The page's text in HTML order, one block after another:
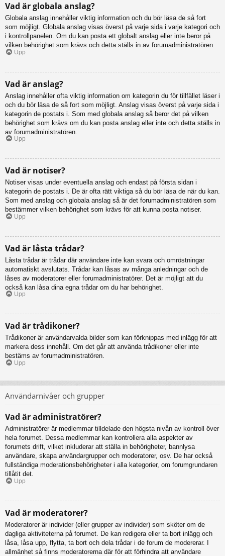
Vad är globala anslag?
Globala anslag innehåller viktig information och du bör läsa de så fort
som möjligt. Globala anslag visas överst på varje sida i varje kategori och
i kontrollpanelen. Om du kan posta ett globalt anslag eller inte beror på
vilken behörighet som krävs och detta ställs in av forumadministratören.
Upp
Vad är anslag?
Anslag innehåller ofta viktig information om kategorin du för tillfället läser i
och du bör läsa de så fort som möjligt. Anslag visas överst på varje sida i
kategorin de postats i. Som med globala anslag så beror det på vilken
behörighet som krävs om du kan posta anslag eller inte och detta ställs in
av forumadministratören.
Upp
Vad är notiser?
Notiser visas under eventuella anslag och endast på första sidan i
kategorin de postats i. De är ofta rätt viktiga så du bör läsa de när du kan.
Som med anslag och globala anslag så är det forumadministratören som
bestämmer vilken behörighet som krävs för att kunna posta notiser.
Upp
Vad är låsta trådar?
Låsta trådar är trådar där användare inte kan svara och omröstningar
automatiskt avslutats. Trådar kan låsas av många anledningar och de
låses av moderatorer eller forumadministratörer. Det är möjligt att du
också kan låsa dina egna trådar om du har behörighet.
Upp
Vad är trådikoner?
Trådikoner är användarvalda bilder som kan förknippas med inlägg för att
markera dess innehåll. Om det går att använda trådikoner eller inte
bestäms av forumadministratören.
Upp
Användarnivåer och grupper
Vad är administratörer?
Administratörer är medlemmar tilldelade den högsta nivån av kontroll över
hela forumet. Dessa medlemmar kan kontrollera alla aspekter av
forumets drift, vilket inkluderar att ställa in behörigheter, bannlysa
användare, skapa användargrupper och moderatorer, osv. De har också
fullständiga moderationsbehörigheter i alla kategorier, om forumgrundaren
tillåtit det.
Upp
Vad är moderatorer?
Moderatorer är individer (eller grupper av individer) som sköter om de
dagliga aktiviteterna på forumet. De kan redigera eller ta bort inlägg och
låsa, låsa upp, flytta, ta bort och dela trådar i de forum de modererar. I
allmänhet så finns moderatorerna där för att förhindra att användare